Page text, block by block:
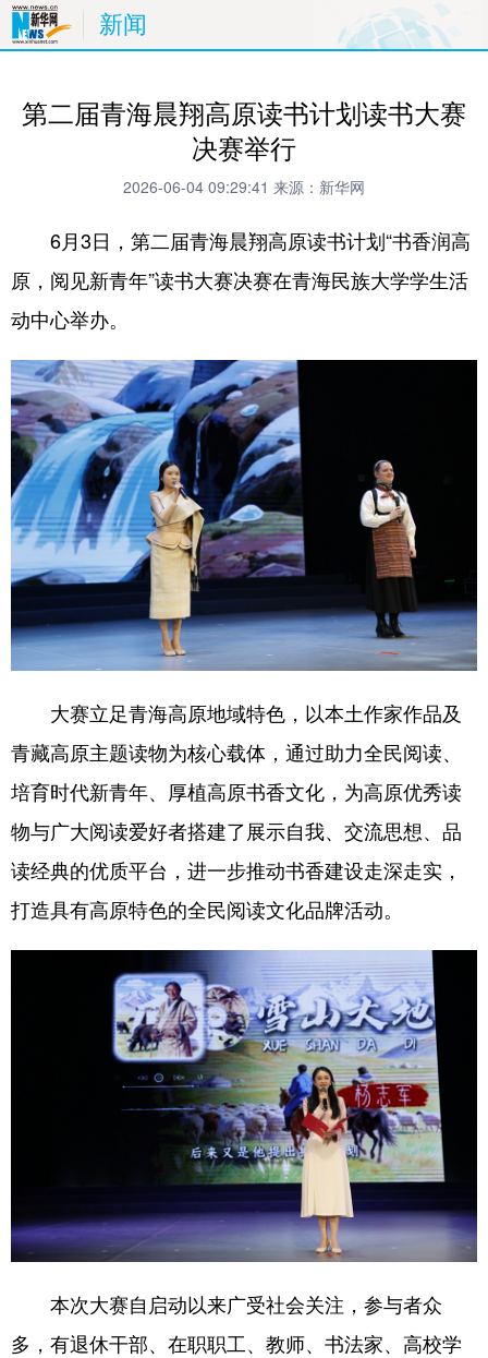
新闻
第二届青海晨翔高原读书计划读书大赛
决赛举行
2026-06-04 09:29:41 来源：新华网
6月3日，第二届青海晨翔高原读书计划“书香润高
原，阅见新青年”读书大赛决赛在青海民族大学学生活
动中心举办。
大赛立足青海高原地域特色，以本土作家作品及
青藏高原主题读物为核心载体，通过助力全民阅读、
培育时代新青年、厚植高原书香文化，为高原优秀读
物与广大阅读爱好者搭建了展示自我、交流思想、品
读经典的优质平台，进一步推动书香建设走深走实，
打造具有高原特色的全民阅读文化品牌活动。
本次大赛自启动以来广受社会关注，参与者众
多，有退休干部、在职职工、教师、书法家、高校学